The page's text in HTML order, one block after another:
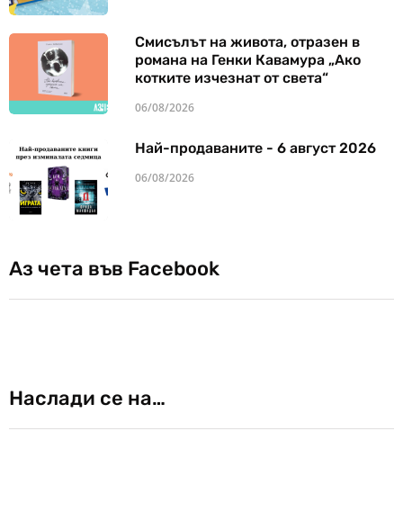
Смисълът на живота, отразен в
романа на Генки Кавамура „Ако
котките изчезнат от света“
06/08/2026
Най-продаваните - 6 август 2026
06/08/2026
Аз чета във Facebook
Наслади се на…